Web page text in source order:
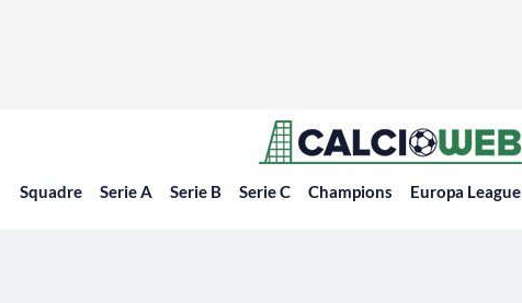
Squadre Serie A Serie B Serie C Champions Europa League